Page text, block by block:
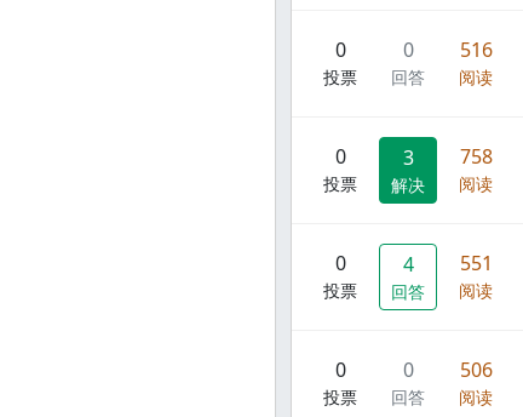
0
投票
0
回答
516
阅读
0
投票
3
解决
758
阅读
0
投票
4
回答
551
阅读
0
投票
0
回答
506
阅读